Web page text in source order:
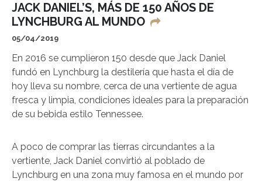
JACK DANIEL’S, MÁS DE 150 AÑOS DE
LYNCHBURG AL MUNDO
05/04/2019
En 2016 se cumplieron 150 desde que Jack Daniel
fundó en Lynchburg la destilería que hasta el día de
hoy lleva su nombre, cerca de una vertiente de agua
fresca y limpia, condiciones ideales para la preparación
de su bebida estilo Tennessee.
A poco de comprar las tierras circundantes a la
vertiente, Jack Daniel convirtió al poblado de
Lynchburg en una zona muy famosa en el mundo por